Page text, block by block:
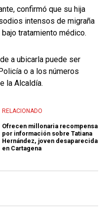
confirmó que su hija
intensos de migraña
tratamiento médico.
a ubicarla puede ser
o a los números
la Alcaldía.
RELACIONADO
Ofrecen millonaria recompensa
por información sobre Tatiana
Hernández, joven desaparecida
en Cartagena